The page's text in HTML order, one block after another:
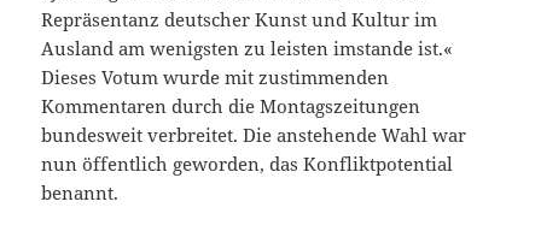
Repräsentanz deutscher Kunst und Kultur im
Ausland am wenigsten zu leisten imstande ist.«
Dieses Votum wurde mit zustimmenden
Kommentaren durch die Montagszeitungen
bundesweit verbreitet. Die anstehende Wahl war
nun öffentlich geworden, das Konfliktpotential
benannt.